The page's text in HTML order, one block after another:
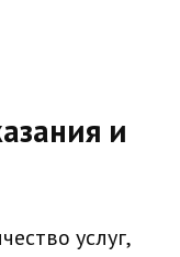
и
услуг,